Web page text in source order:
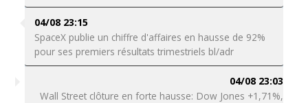
04/08 23:15
SpaceX publie un chiffre d'affaires en hausse de 92%
pour ses premiers résultats trimestriels bl/adr
04/08 23:03
Wall Street clôture en forte hausse: Dow Jones +1,71%,